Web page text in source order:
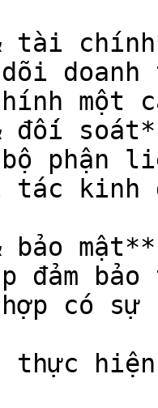
tài
dõi
một
đối
bộ phận
tác kinh
bảo
đảm
có sự
thực